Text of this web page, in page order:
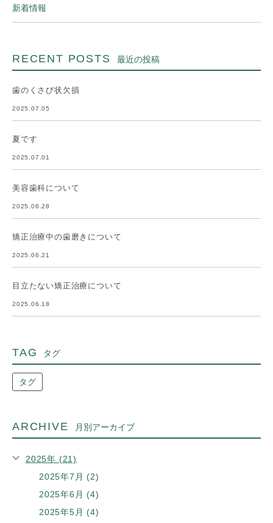
新着情報
RECENT POSTS 最近の投稿
歯のくさび状欠損
2025.07.05
夏です
2025.07.01
美容歯科について
2025.06.28
矯正治療中の歯磨きについて
2025.06.21
目立たない矯正治療について
2025.06.18
TAG タグ
タグ
ARCHIVE 月別アーカイブ
2025年 (21)
2025年7月 (2)
2025年6月 (4)
2025年5月 (4)